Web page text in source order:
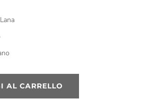
AL CARRELLO